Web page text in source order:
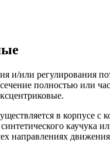
и/или регулирования
полностью или
в корпусе
направлениях